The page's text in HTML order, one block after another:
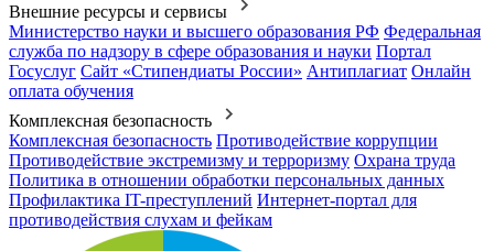
Внешние ресурсы и сервисы
Министерство науки и высшего образования РФ Федеральная
служба по надзору в сфере образования и науки Портал
Госуслуг Сайт «Стипендиаты России» Антиплагиат Онлайн
оплата обучения
Комплексная безопасность
Комплексная безопасность Противодействие коррупции
Противодействие экстремизму и терроризму Охрана труда
Политика в отношении обработки персональных данных
Профилактика IT-преступлений Интернет-портал для
противодействия слухам и фейкам